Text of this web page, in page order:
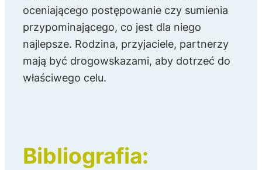
oceniającego postępowanie czy sumienia
przypominającego, co jest dla niego
najlepsze. Rodzina, przyjaciele, partnerzy
mają być drogowskazami, aby dotrzeć do
właściwego celu.
Bibliografia: